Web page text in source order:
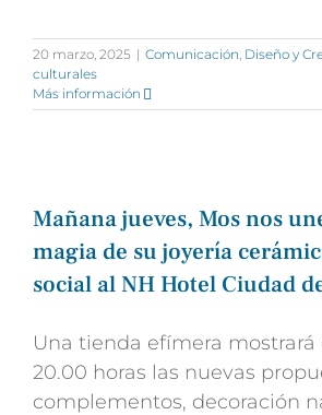
20 marzo, 2025 | Comunicación, Diseño y
culturales
Más información
Mañana jueves, Mos nos
magia de su joyería
social al NH Hotel Ciudad
Una tienda efímera mostrará
20.00 horas las nuevas
complementos, decoración